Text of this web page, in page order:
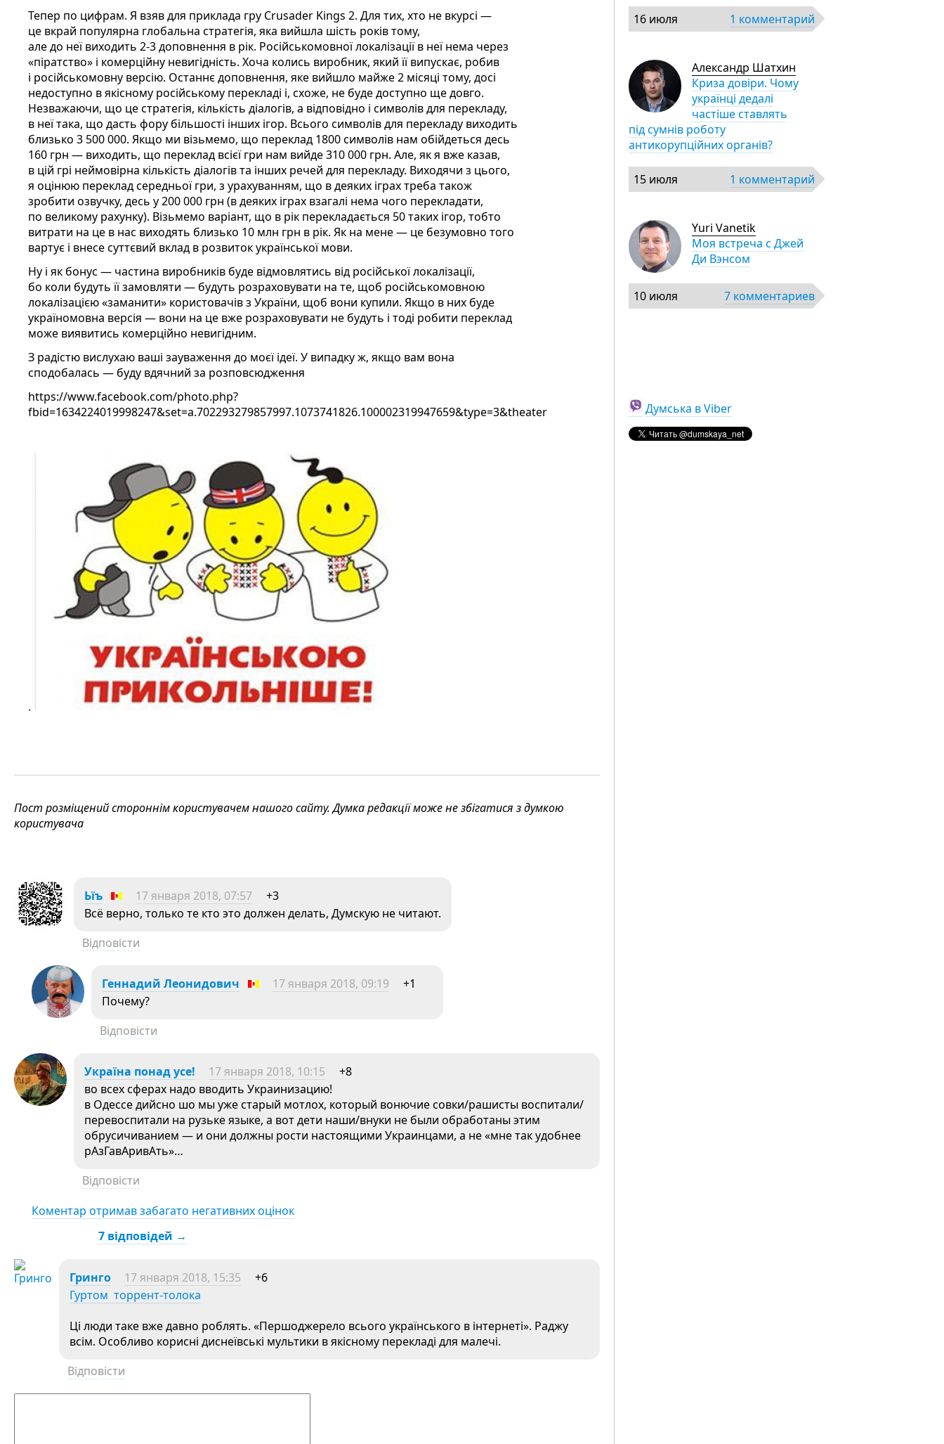
Тепер по цифрам. Я взяв для приклада гру Crusader Kings 2. Для тих, хто не вкурсі —
це вкрай популярна глобальна стратегія, яка вийшла шість років тому,
але до неї виходить 2-3 доповнення в рік. Російськомовної локалізації в неї нема через
«піратство» і комерційну невигідність. Хоча колись виробник, який її випускає, робив
і російськомовну версію. Останнє доповнення, яке вийшло майже 2 місяці тому, досі
недоступно в якісному російському перекладі і, схоже, не буде доступно ще довго.
Незважаючи, що це стратегія, кількість діалогів, а відповідно і символів для перекладу,
в неї така, що дасть фору більшості інших ігор. Всього символів для перекладу виходить
близько 3 500 000. Якщо ми візьмемо, що переклад 1800 символів нам обійдеться десь
160 грн — виходить, що переклад всієї гри нам вийде 310 000 грн. Але, як я вже казав,
в цій грі неймовірна кількість діалогів та інших речей для перекладу. Виходячи з цього,
я оцінюю переклад середньої гри, з урахуванням, що в деяких іграх треба також
зробити озвучку, десь у 200 000 грн (в деяких іграх взагалі нема чого перекладати,
по великому рахунку). Візьмемо варіант, що в рік перекладається 50 таких ігор, тобто
витрати на це в нас виходять близько 10 млн грн в рік. Як на мене — це безумовно того
вартує і внесе суттєвий вклад в розвиток української мови.
Ну і як бонус — частина виробників буде відмовлятись від російської локалізації,
бо коли будуть її замовляти — будуть розраховувати на те, щоб російськомовною
локалізацією «заманити» користовачів з України, щоб вони купили. Якщо в них буде
україномовна версія — вони на це вже розраховувати не будуть і тоді робити переклад
може виявитись комерційно невигідним.
З радістю вислухаю ваші зауваження до моєї ідеї. У випадку ж, якщо вам вона
сподобалась — буду вдячний за розповсюдження
https://www.facebook.com/photo.php?
fbid=1634224019998247&set=a.702293279857997.1073741826.100002319947659&type=3&theater
.
Пост розміщений стороннім користувачем нашого сайту. Думка редакції може не збігатися з думкою
користувача
Ьїъ 17 января 2018, 07:57
+3
Всё верно, только те кто это должен делать, Думскую не читают.
Відповісти
Геннадий Леонидович 17 января 2018, 09:19
+1
Почему?
Відповісти
Україна понад усe! 17 января 2018, 10:15
+8
во всех сферах надо вводить Украинизацию!
в Одессе дийсно шо мы уже старый мотлох, который вонючие совки/рашисты воспитали/
перевоспитали на рузьке языке, а вот дети наши/внуки не были обработаны этим
обрусичиванием — и они должны рости настоящими Украинцами, а не «мне так удобнее
рАзГавАривАть»…
Відповісти
Коментар отримав забагато негативних оцінок
7 відповідей →
Гринго 17 января 2018, 15:35
+6
Гуртом торрент-толока
Ці люди таке вже давно роблять. «Першоджерело всього українського в інтернеті». Раджу
всім. Особливо корисні диснеївські мультики в якісному перекладі для малечі.
Відповісти
16 июля 1 комментарий
Александр Шатхин
Криза довіри. Чому
українці дедалі
частіше ставлять
під сумнів роботу
антикорупційних органів?
15 июля 1 комментарий
Yuri Vanetik
Моя встреча с Джей
Ди Вэнсом
10 июля 7 комментариев
Думська в Viber